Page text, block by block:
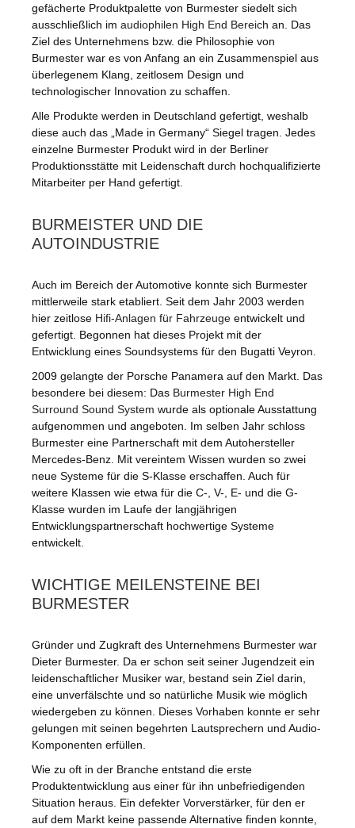
gefächerte Produktpalette von Burmester siedelt sich
ausschließlich im audiophilen High End Bereich an. Das
Ziel des Unternehmens bzw. die Philosophie von
Burmester war es von Anfang an ein Zusammenspiel aus
überlegenem Klang, zeitlosem Design und
technologischer Innovation zu schaffen.
Alle Produkte werden in Deutschland gefertigt, weshalb
diese auch das „Made in Germany“ Siegel tragen. Jedes
einzelne Burmester Produkt wird in der Berliner
Produktionsstätte mit Leidenschaft durch hochqualifizierte
Mitarbeiter per Hand gefertigt.
BURMEISTER UND DIE
AUTOINDUSTRIE
Auch im Bereich der Automotive konnte sich Burmester
mittlerweile stark etabliert. Seit dem Jahr 2003 werden
hier zeitlose Hifi-Anlagen für Fahrzeuge entwickelt und
gefertigt. Begonnen hat dieses Projekt mit der
Entwicklung eines Soundsystems für den Bugatti Veyron.
2009 gelangte der Porsche Panamera auf den Markt. Das
besondere bei diesem: Das Burmester High End
Surround Sound System wurde als optionale Ausstattung
aufgenommen und angeboten. Im selben Jahr schloss
Burmester eine Partnerschaft mit dem Autohersteller
Mercedes-Benz. Mit vereintem Wissen wurden so zwei
neue Systeme für die S-Klasse erschaffen. Auch für
weitere Klassen wie etwa für die C-, V-, E- und die G-
Klasse wurden im Laufe der langjährigen
Entwicklungspartnerschaft hochwertige Systeme
entwickelt.
WICHTIGE MEILENSTEINE BEI
BURMESTER
Gründer und Zugkraft des Unternehmens Burmester war
Dieter Burmester. Da er schon seit seiner Jugendzeit ein
leidenschaftlicher Musiker war, bestand sein Ziel darin,
eine unverfälschte und so natürliche Musik wie möglich
wiedergeben zu können. Dieses Vorhaben konnte er sehr
gelungen mit seinen begehrten Lautsprechern und Audio-
Komponenten erfüllen.
Wie zu oft in der Branche entstand die erste
Produktentwicklung aus einer für ihn unbefriedigenden
Situation heraus. Ein defekter Vorverstärker, für den er
auf dem Markt keine passende Alternative finden konnte,